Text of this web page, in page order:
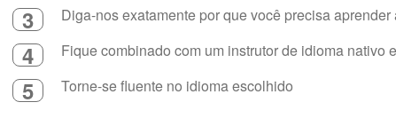
3 Diga-nos exatamente por que você precisa aprender
4 Fique combinado com um instrutor de idioma nativo
5 Torne-se fluente no idioma escolhido